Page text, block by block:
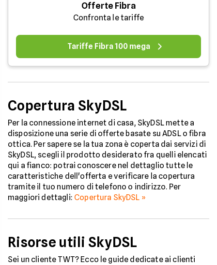
Offerte Fibra
Confronta le tariffe
Tariffe Fibra 100 mega
Copertura SkyDSL
Per la connessione internet di casa, SkyDSL mette a
disposizione una serie di offerte basate su ADSL o fibra
ottica. Per sapere se la tua zona è coperta dai servizi di
SkyDSL, scegli il prodotto desiderato fra quelli elencati
qui a fianco: potrai conoscere nel dettaglio tutte le
caratteristiche dell'offerta e verificare la copertura
tramite il tuo numero di telefono o indirizzo. Per
maggiori dettagli: Copertura SkyDSL »
Risorse utili SkyDSL
Sei un cliente TWT? Ecco le guide dedicate ai clienti